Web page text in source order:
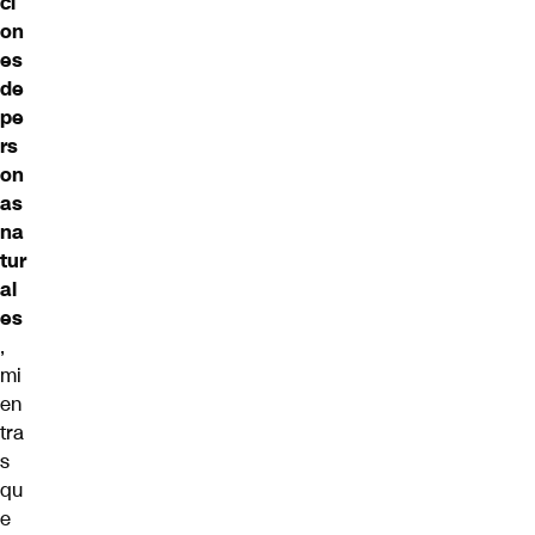
on
es
de
pe
rs
on
as
na
tur
al
es
,
mi
en
tra
s
qu
e